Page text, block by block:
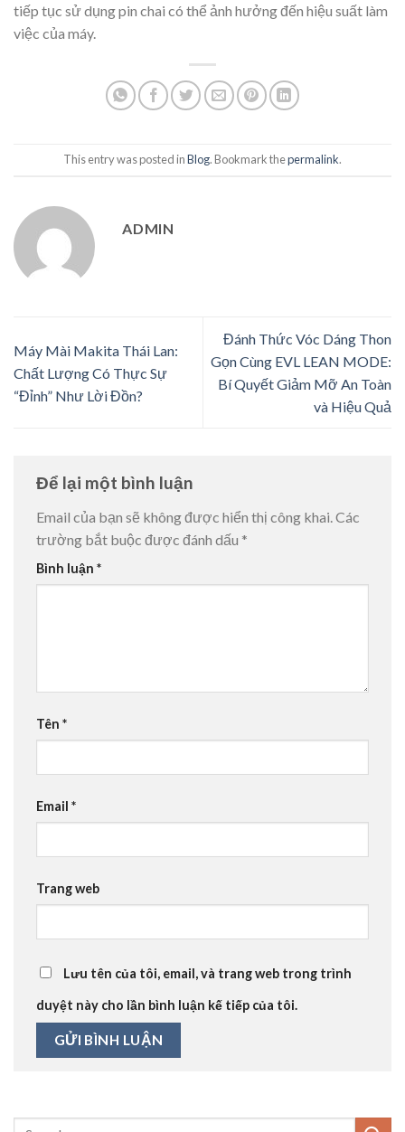
tiếp tục sử dụng pin chai có thể ảnh hưởng đến hiệu suất làm
việc của máy.
This entry was posted inBlog. Bookmark thepermalink.
ADMIN
Máy Mài Makita Thái Lan:
Chất Lượng Có Thực Sự
“Đỉnh” Như Lời Đồn?
Đánh Thức Vóc Dáng Thon
Gọn Cùng EVL LEAN MODE:
Bí Quyết Giảm Mỡ An Toàn
và Hiệu Quả
Để lại một bình luận
Email của bạn sẽ không được hiển thị công khai. Các
trường bắt buộc được đánh dấu *
Bình luận *
Tên *
Email *
Trang web
Lưu tên của tôi, email, và trang web trong trình
duyệt này cho lần bình luận kế tiếp của tôi.